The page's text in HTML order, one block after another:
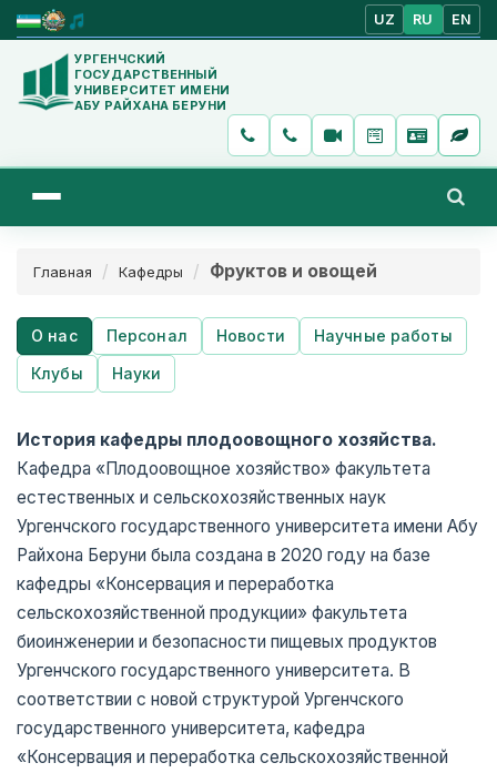
UZ RU EN
УРГЕНЧСКИЙ
ГОСУДАРСТВЕННЫЙ
УНИВЕРСИТЕТ ИМЕНИ
АБУ РАЙХАНА БЕРУНИ
Главная Кафедры Фруктов и овощей
О нас Персонал Новости
Научные работы
Клубы
Науки
История кафедры плодоовощного хозяйства.
Кафедра «Плодоовощное хозяйство» факультета
естественных и сельскохозяйственных наук
Ургенчского государственного университета имени Абу
Райхона Беруни была создана в 2020 году на базе
кафедры «Консервация и переработка
сельскохозяйственной продукции» факультета
биоинженерии и безопасности пищевых продуктов
Ургенчского государственного университета. В
соответствии с новой структурой Ургенчского
государственного университета, кафедра
«Консервация и переработка сельскохозяйственной